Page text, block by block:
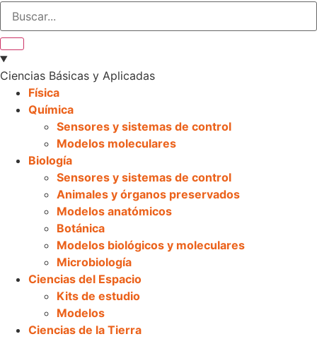
Ciencias Básicas y Aplicadas
Física
Química
Sensores y sistemas de control
Modelos moleculares
Biología
Sensores y sistemas de control
Animales y órganos preservados
Modelos anatómicos
Botánica
Modelos biológicos y moleculares
Microbiología
Ciencias del Espacio
Kits de estudio
Modelos
Ciencias de la Tierra